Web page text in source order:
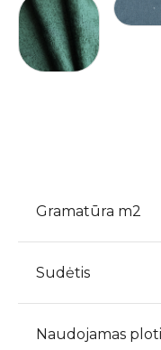
Gramatūra m2
Sudėtis
Naudojamas